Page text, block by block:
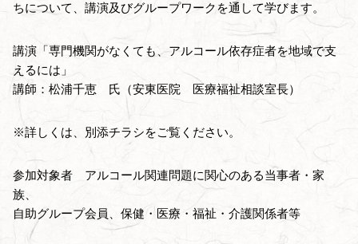
ちについて、講演及びグループワークを通して学びます。
講演「専門機関がなくても、アルコール依存症者を地域で支
えるには」
講師：松浦千恵 氏（安東医院 医療福祉相談室長）
※詳しくは、別添チラシをご覧ください。
参加対象者 アルコール関連問題に関心のある当事者・家
族、
自助グループ会員、保健・医療・福祉・介護関係者等